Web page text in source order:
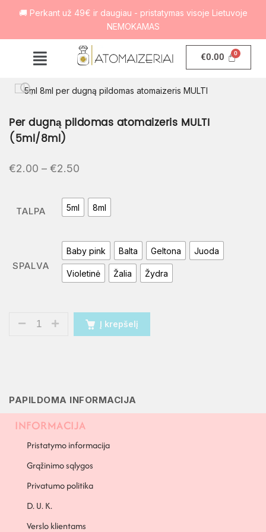
🚚 Perkant už 49€ ir daugiau - pristatymas visoje Lietuvoje
NEMOKAMAS
€0.00
Per dugną pildomas atomaizeris MULTI
(5ml/8ml)
€2.00 – €2.50
TALPA 5ml 8ml
SPALVA
Baby pink Balta Geltona Juoda
Violetinė Žalia Žydra
Į krepšelį
PAPILDOMA INFORMACIJA
INFORMACIJA
Pristatymo informacija
Grąžinimo sąlygos
Privatumo politika
D. U. K.
Verslo klientams